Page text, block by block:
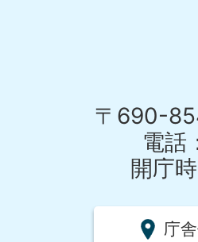
〒690-
電話
開庁
庁